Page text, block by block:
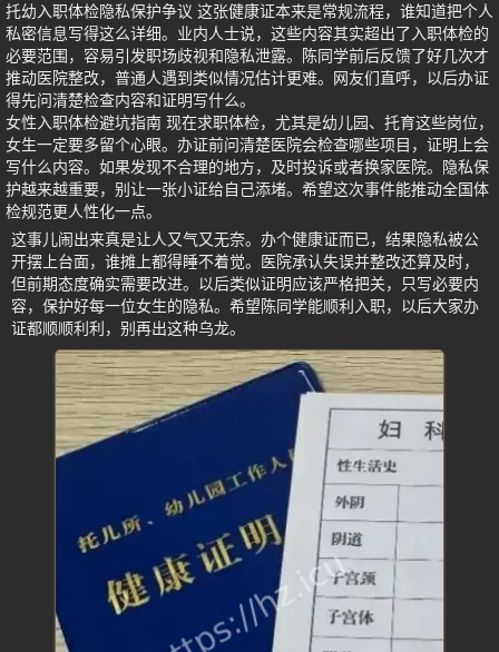
托幼入职体检隐私保护争议 这张健康证本来是常规流程，谁知道把个人
私密信息写得这么详细。业内人士说，这些内容其实超出了入职体检的
必要范围，容易引发职场歧视和隐私泄露。陈同学前后反馈了好几次才
推动医院整改，普通人遇到类似情况估计更难。网友们直呼，以后办证
得先问清楚检查内容和证明写什么。
女性入职体检避坑指南 现在求职体检，尤其是幼儿园、托育这些岗位，
女生一定要多留个心眼。办证前问清楚医院会检查哪些项目，证明上会
写什么内容。如果发现不合理的地方，及时投诉或者换家医院。隐私保
护越来越重要，别让一张小证给自己添堵。希望这次事件能推动全国体
检规范更人性化一点。
这事儿闹出来真是让人又气又无奈。办个健康证而已，结果隐私被公
开摆上台面，谁摊上都得睡不着觉。医院承认失误并整改还算及时，
但前期态度确实需要改进。以后类似证明应该严格把关，只写必要内
容，保护好每一位女生的隐私。希望陈同学能顺利入职，以后大家办
证都顺顺利利，别再出这种乌龙。